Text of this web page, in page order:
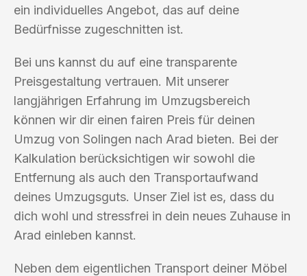
ein individuelles Angebot, das auf deine
Bedürfnisse zugeschnitten ist.
Bei uns kannst du auf eine transparente
Preisgestaltung vertrauen. Mit unserer
langjährigen Erfahrung im Umzugsbereich
können wir dir einen fairen Preis für deinen
Umzug von Solingen nach Arad bieten. Bei der
Kalkulation berücksichtigen wir sowohl die
Entfernung als auch den Transportaufwand
deines Umzugsguts. Unser Ziel ist es, dass du
dich wohl und stressfrei in dein neues Zuhause in
Arad einleben kannst.
Neben dem eigentlichen Transport deiner Möbel